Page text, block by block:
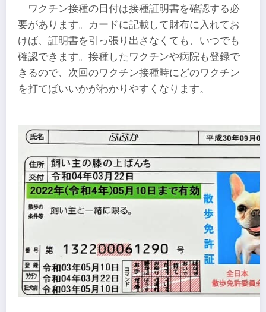
ワクチン接種の日付は接種証明書を確認する必
要があります。カードに記載して財布に入れてお
けば、証明書を引っ張り出さなくても、いつでも
確認できます。接種したワクチンや病院も登録で
きるので、次回のワクチン接種時にどのワクチン
を打てばいいかがわかりやすくなります。